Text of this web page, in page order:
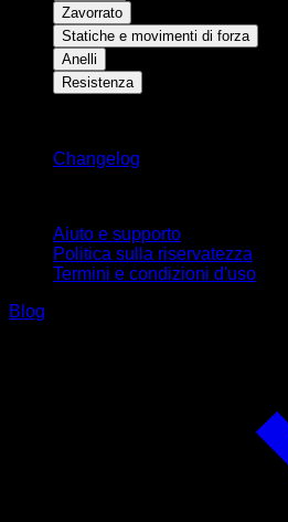
Zavorrato
Statiche e movimenti di forza
Anelli
Resistenza
Changelog
Aiuto e supporto
Politica sulla riservatezza
Termini e condizioni d'uso
Blog